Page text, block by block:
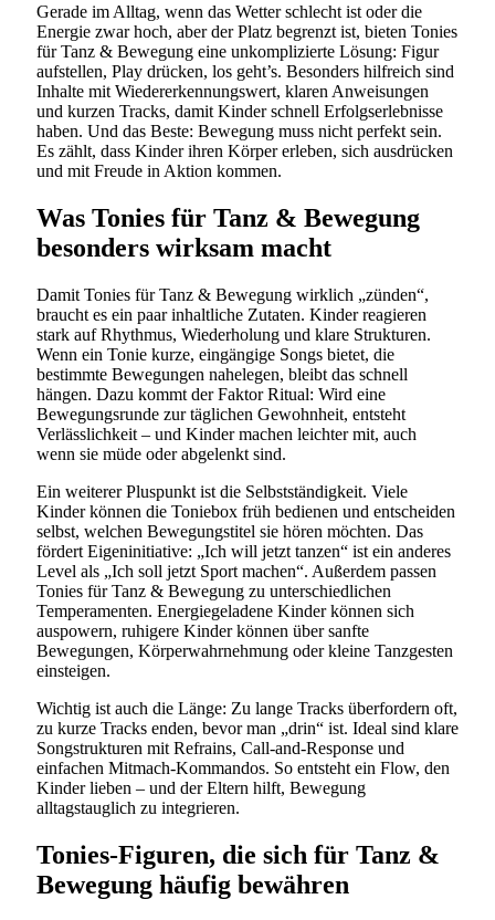
Gerade im Alltag, wenn das Wetter schlecht ist oder die
Energie zwar hoch, aber der Platz begrenzt ist, bieten Tonies
für Tanz & Bewegung eine unkomplizierte Lösung: Figur
aufstellen, Play drücken, los geht’s. Besonders hilfreich sind
Inhalte mit Wiedererkennungswert, klaren Anweisungen
und kurzen Tracks, damit Kinder schnell Erfolgserlebnisse
haben. Und das Beste: Bewegung muss nicht perfekt sein.
Es zählt, dass Kinder ihren Körper erleben, sich ausdrücken
und mit Freude in Aktion kommen.
Was Tonies für Tanz & Bewegung
besonders wirksam macht
Damit Tonies für Tanz & Bewegung wirklich „zünden“,
braucht es ein paar inhaltliche Zutaten. Kinder reagieren
stark auf Rhythmus, Wiederholung und klare Strukturen.
Wenn ein Tonie kurze, eingängige Songs bietet, die
bestimmte Bewegungen nahelegen, bleibt das schnell
hängen. Dazu kommt der Faktor Ritual: Wird eine
Bewegungsrunde zur täglichen Gewohnheit, entsteht
Verlässlichkeit – und Kinder machen leichter mit, auch
wenn sie müde oder abgelenkt sind.
Ein weiterer Pluspunkt ist die Selbstständigkeit. Viele
Kinder können die Toniebox früh bedienen und entscheiden
selbst, welchen Bewegungstitel sie hören möchten. Das
fördert Eigeninitiative: „Ich will jetzt tanzen“ ist ein anderes
Level als „Ich soll jetzt Sport machen“. Außerdem passen
Tonies für Tanz & Bewegung zu unterschiedlichen
Temperamenten. Energiegeladene Kinder können sich
auspowern, ruhigere Kinder können über sanfte
Bewegungen, Körperwahrnehmung oder kleine Tanzgesten
einsteigen.
Wichtig ist auch die Länge: Zu lange Tracks überfordern oft,
zu kurze Tracks enden, bevor man „drin“ ist. Ideal sind klare
Songstrukturen mit Refrains, Call-and-Response und
einfachen Mitmach-Kommandos. So entsteht ein Flow, den
Kinder lieben – und der Eltern hilft, Bewegung
alltagstauglich zu integrieren.
Tonies-Figuren, die sich für Tanz &
Bewegung häufig bewähren